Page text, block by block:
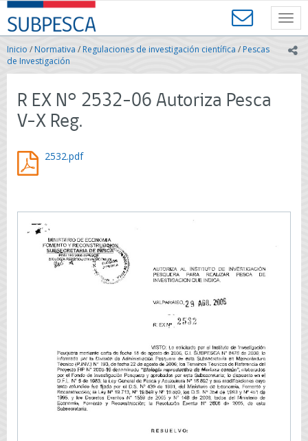
Contenido
principal
SUBPESCA
-
Subsecretaría
de
Pesca
Acuicultura
-
Gobierno
Chile
Inicio /Normativa / Regulaciones de investigación científica /Pescas
de Investigación
R EX N° 2532-06 Autoriza Pesca
V-X Reg.
2532.pdf